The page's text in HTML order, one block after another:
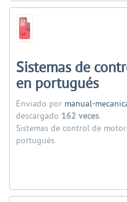
Sistemas de
en portugués
Enviado por manual-
descargado 162 veces.
Sistemas de control de
portugués.